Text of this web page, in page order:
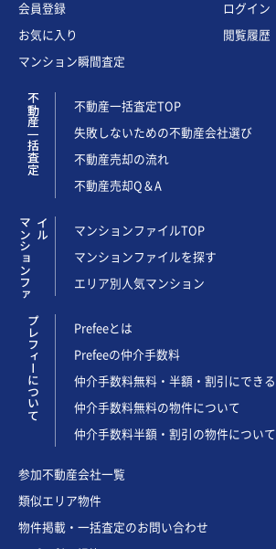
会員登録
ログイン
お気に入り
閲覧履歴
マンション瞬間査定
不動産一括査定
不動産一括査定TOP
失敗しないための不動産会社選び
不動産売却の流れ
不動産売却Q＆A
マ
ン
シ
ョ
ン
フ
ァ
イ ル
マンションファイルTOP
マンションファイルを探す
エリア別人気マンション
プレフィーについて
Prefeeとは
Prefeeの仲介手数料
仲介手数料無料・半額・割引にでき
仲介手数料無料の物件について
仲介手数料半額・割引の物件について
参加不動産会社一覧
類似エリア物件
物件掲載・一括査定のお問い合わせ